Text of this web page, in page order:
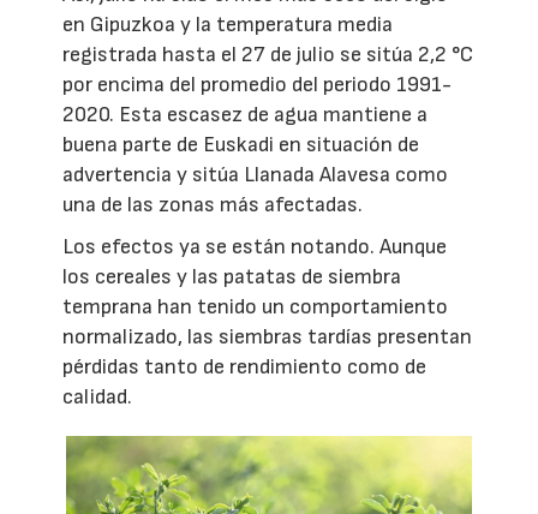
en Gipuzkoa y la temperatura media
registrada hasta el 27 de julio se sitúa 2,2 °C
por encima del promedio del periodo 1991-
2020. Esta escasez de agua mantiene a
buena parte de Euskadi en situación de
advertencia y sitúa Llanada Alavesa como
una de las zonas más afectadas.
Los efectos ya se están notando. Aunque
los cereales y las patatas de siembra
temprana han tenido un comportamiento
normalizado, las siembras tardías presentan
pérdidas tanto de rendimiento como de
calidad.